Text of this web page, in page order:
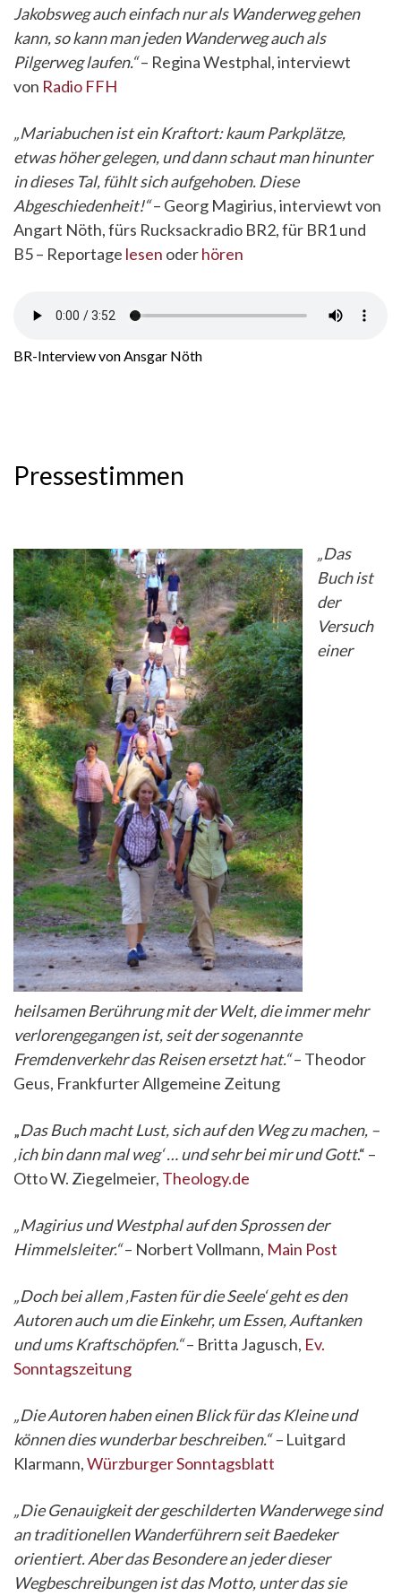
Jakobsweg auch einfach nur als Wanderweg gehen
kann, so kann man jeden Wanderweg auch als
Pilgerweg laufen.“– Regina Westphal, interviewt
von Radio FFH
„Mariabuchen ist ein Kraftort: kaum Parkplätze,
etwas höher gelegen, und dann schaut man hinunter
in dieses Tal, fühlt sich aufgehoben. Diese
Abgeschiedenheit!“– Georg Magirius, interviewt von
Angart Nöth, fürs Rucksackradio BR2, für BR1 und
B5 – Reportage lesen oderhören
BR-Interview von Ansgar Nöth
Pressestimmen
„Das
Buch ist
der
Versuch
einer
heilsamen Berührung mit der Welt, die immer mehr
verlorengegangen ist, seit der sogenannte
Fremdenverkehr das Reisen ersetzt hat.“– Theodor
Geus, Frankfurter Allgemeine Zeitung
„Das Buch macht Lust, sich auf den Weg zu machen, –
‚ich bin dann mal weg‘ … und sehr bei mir und Gott.“ –
Otto W. Ziegelmeier, Theology.de
„Magirius und Westphal auf den Sprossen der
Himmelsleiter.“– Norbert Vollmann, Main Post
„Doch bei allem ‚Fasten für die Seele‘ geht es den
Autoren auch um die Einkehr, um Essen, Auftanken
und ums Kraftschöpfen.“– Britta Jagusch, Ev.
Sonntagszeitung
„Die Autoren haben einen Blick für das Kleine und
können dies wunderbar beschreiben.“ – Luitgard
Klarmann,Würzburger Sonntagsblatt
„Die Genauigkeit der geschilderten Wanderwege sind
an traditionellen Wanderführern seit Baedeker
orientiert. Aber das Besondere an jeder dieser
Wegbeschreibungen ist das Motto, unter das sie